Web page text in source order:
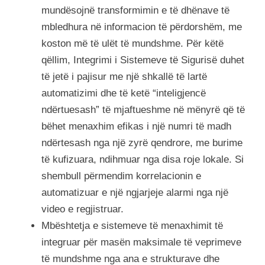
mundësojnë transformimin e të dhënave të
mbledhura në informacion të përdorshëm, me
koston më të ulët të mundshme. Për këtë
qëllim, Integrimi i Sistemeve të Sigurisë duhet
të jetë i pajisur me një shkallë të lartë
automatizimi dhe të ketë “inteligjencë
ndërtuesash” të mjaftueshme në mënyrë që të
bëhet menaxhim efikas i një numri të madh
ndërtesash nga një zyrë qendrore, me burime
të kufizuara, ndihmuar nga disa roje lokale. Si
shembull përmendim korrelacionin e
automatizuar e një ngjarjeje alarmi nga një
video e regjistruar.
Mbështetja e sistemeve të menaxhimit të
integruar për masën maksimale të veprimeve
të mundshme nga ana e strukturave dhe